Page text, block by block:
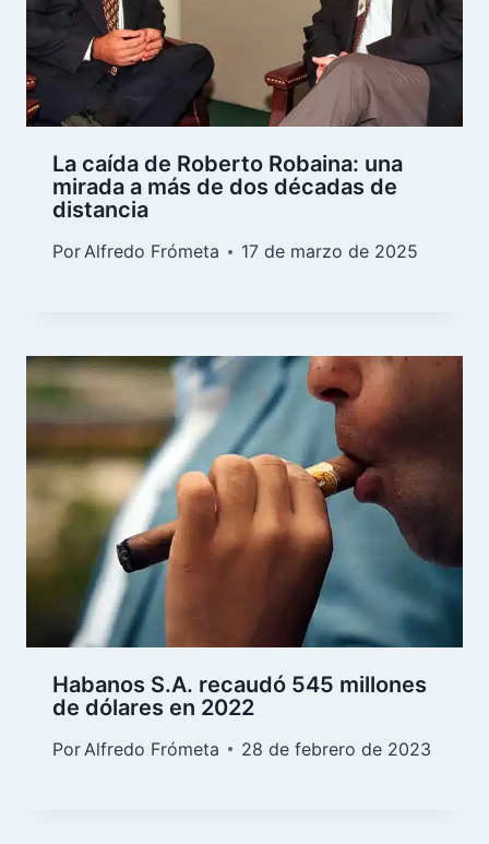
La caída de Roberto Robaina: una
mirada a más de dos décadas de
distancia
PorAlfredo Frómeta 17 de marzo de 2025
Habanos S.A. recaudó 545 millones
de dólares en 2022
Por Alfredo Frómeta 28 de febrero de 2023